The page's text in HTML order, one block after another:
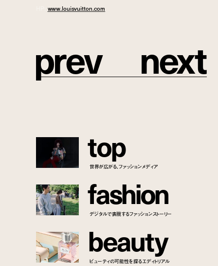
www.louisvuitton.com
prev next
top
世界が広がる、ファッションメディア
fashion
デジタルで表現するファッションストーリー
beauty
ビューティの可能性を探るエディトリアル